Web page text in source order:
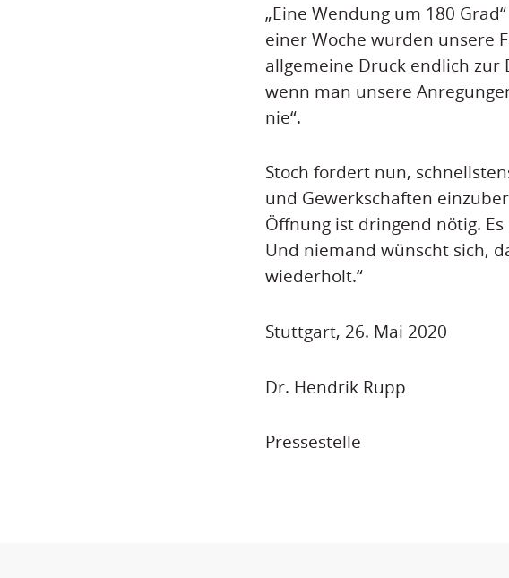
„Eine Wendung um 180
einer Woche wurden unsere
allgemeine Druck endlich zur
wenn man unsere
nie“.
Stoch fordert nun,
und Gewerkschaften
Öffnung ist dringend nötig.
Und niemand wünscht sich,
wiederholt.“
Stuttgart, 26. Mai 2020
Dr. Hendrik Rupp
Pressestelle